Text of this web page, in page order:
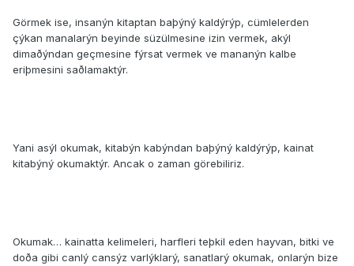
Görmek ise, insanýn kitaptan baþýný kaldýrýp, cümlelerden
çýkan manalarýn beyinde süzülmesine izin vermek, akýl
dimaðýndan geçmesine fýrsat vermek ve mananýn kalbe
eriþmesini saðlamaktýr.
Yani asýl okumak, kitabýn kabýndan baþýný kaldýrýp, kainat
kitabýný okumaktýr. Ancak o zaman görebiliriz.
Okumak… kainatta kelimeleri, harfleri teþkil eden hayvan, bitki ve
doða gibi canlý cansýz varlýklarý, sanatlarý okumak, onlarýn bize